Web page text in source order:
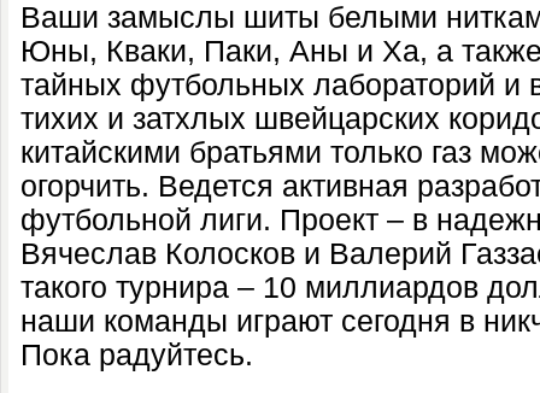
Ваши замыслы шиты белыми
Юны, Кваки, Паки, Аны и Ха, а
тайных футбольных лабораторий и
тихих и затхлых швейцарских
китайскими братьями только газ
огорчить. Ведется активная
футбольной лиги. Проект – в
Вячеслав Колосков и Валерий
такого турнира – 10 миллиардов
наши команды играют сегодня в
Пока радуйтесь.